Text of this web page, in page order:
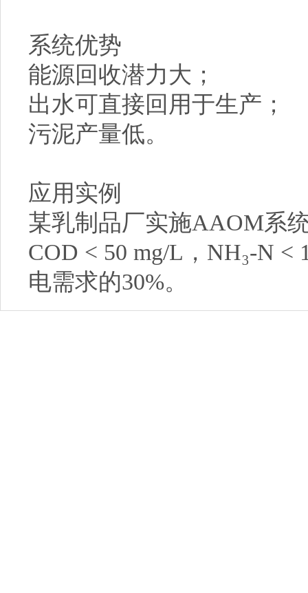
系统优势
能源回收潜力大；
出水可直接回用于生产；
污泥产量低。
应用实例
某乳制品厂实施AAOM系
COD < 50 mg/L，NH₃-N
电需求的30%。